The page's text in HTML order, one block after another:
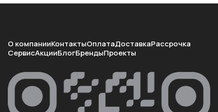
О компанииКонтактыОплатаДоставкаРассрочка
СервисАкцииБлогБрендыПроекты